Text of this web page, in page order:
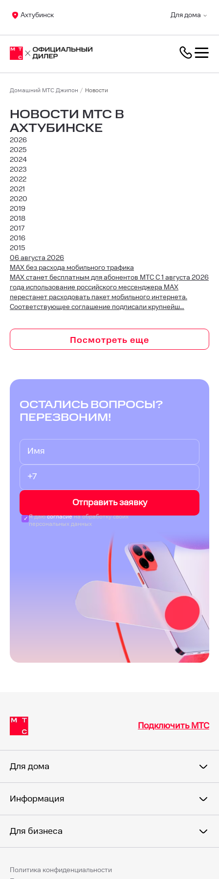
Для дома
Ахтубинск
Домашний МТС Джипон Новости
НОВОСТИ МТС В
АХТУБИНСКЕ
2026
2025
2024
2023
2022
2021
2020
2019
2018
2017
2016
2015
06 августа 2026
MAX без расхода мобильного трафика
MAX станет бесплатным для абонентов МТС С 1 августа 2026
года использование российского мессенджера MAX
перестанет расходовать пакет мобильного интернета.
Соответствующее соглашение подписали крупнейш…
ОСТАЛИСЬ ВОПРОСЫ?
ПЕРЕЗВОНИМ!
Отправить заявку
Я даюсогласиена обработку своих
персональных данных
Подключить МТС
Для дома
Информация
Для бизнеса
Политика конфиденциальности